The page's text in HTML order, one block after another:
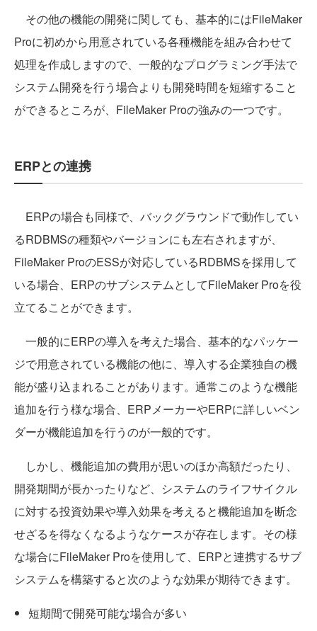
その他の機能の開発に関しても、基本的にはFileMaker
Proに初めから用意されている各種機能を組み合わせて
処理を作成しますので、一般的なプログラミング手法で
システム開発を行う場合よりも開発時間を短縮すること
ができるところが、FileMaker Proの強みの一つです。
ERPとの連携
ERPの場合も同様で、バックグラウンドで動作してい
るRDBMSの種類やバージョンにも左右されますが、
FileMaker ProのESSが対応しているRDBMSを採用して
いる場合、ERPのサブシステムとしてFileMaker Proを役
立てることができます。
一般的にERPの導入を考えた場合、基本的なパッケー
ジで用意されている機能の他に、導入する企業独自の機
能が盛り込まれることがあります。通常このような機能
追加を行う様な場合、ERPメーカーやERPに詳しいベン
ダーが機能追加を行うのが一般的です。
しかし、機能追加の費用が思いのほか高額だったり、
開発期間が長かったりなど、システムのライフサイクル
に対する投資効果や導入効果を考えると機能追加を断念
せざるを得なくなるようなケースが存在します。その様
な場合にFileMaker Proを使用して、ERPと連携するサブ
システムを構築すると次のような効果が期待できます。
短期間で開発可能な場合が多い